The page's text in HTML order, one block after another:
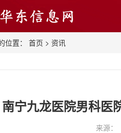
位置： 首页 > 资讯
南宁九龙医院男科医
来源